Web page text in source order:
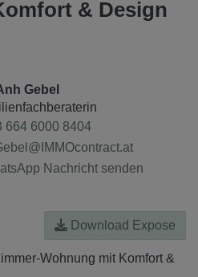
& Design
Gebel
664 6000 8404
Nachricht senden
Download Expose